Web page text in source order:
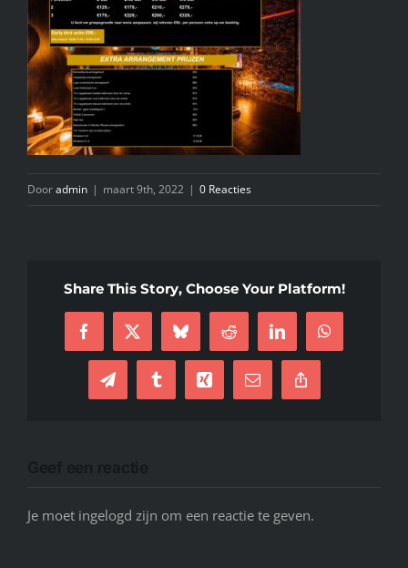
INFO
KIDS SPA PARTY
GIFTCARD
CONTACT
Dooradmin | maart 9th, 2022 | 0 Reacties
Share This Story, Choose Your Platform!
Facebook
X BlueskyReddit LinkedInWhatsApp
TelegramTumblrXing
E-
mail
Copy
Link
Je moet ingelogd zijn om een reactie te geven.